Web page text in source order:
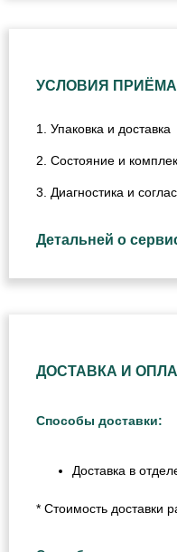
УСЛОВИЯ
1. Упаковка и доставка
2. Состояние и
3. Диагностика и
Детальней о
ДОСТАВКА И
Способы доставки:
Доставка в
* Стоимость доставки